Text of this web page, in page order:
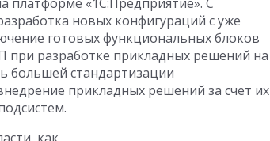
новых конфигураций с уже
готовых функциональных блоков
разработке прикладных решений на
большей стандартизации
прикладных решений за счет их